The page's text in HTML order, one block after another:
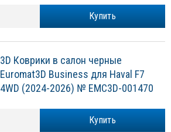
Купить
3D Коврики в салон черные
Euromat3D Business для Haval F7
4WD (2024-2026) № EMC3D-001470
Купить